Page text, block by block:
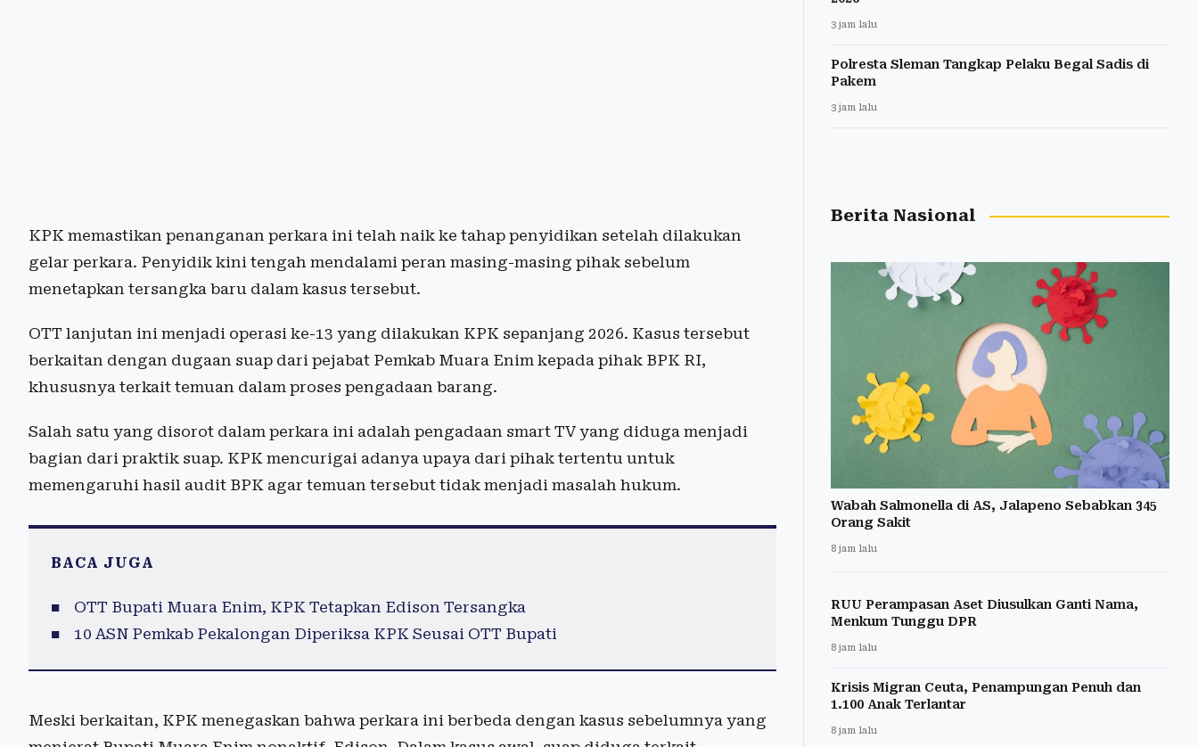
KPK memastikan penanganan perkara ini telah naik ke tahap penyidikan setelah dilakukan
gelar perkara. Penyidik kini tengah mendalami peran masing-masing pihak sebelum
menetapkan tersangka baru dalam kasus tersebut.
OTT lanjutan ini menjadi operasi ke-13 yang dilakukan KPK sepanjang 2026. Kasus tersebut
berkaitan dengan dugaan suap dari pejabat Pemkab Muara Enim kepada pihak BPK RI,
khususnya terkait temuan dalam proses pengadaan barang.
Salah satu yang disorot dalam perkara ini adalah pengadaan smart TV yang diduga menjadi
bagian dari praktik suap. KPK mencurigai adanya upaya dari pihak tertentu untuk
memengaruhi hasil audit BPK agar temuan tersebut tidak menjadi masalah hukum.
BACA JUGA
OTT Bupati Muara Enim, KPK Tetapkan Edison Tersangka
10 ASN Pemkab Pekalongan Diperiksa KPK Seusai OTT Bupati
Meski berkaitan, KPK menegaskan bahwa perkara ini berbeda dengan kasus sebelumnya yang
3 jam lalu
Polresta Sleman Tangkap Pelaku Begal Sadis di
Pakem
3 jam lalu
Berita Nasional
Wabah Salmonella di AS, Jalapeno Sebabkan 345
Orang Sakit
8 jam lalu
RUU Perampasan Aset Diusulkan Ganti Nama,
Menkum Tunggu DPR
8 jam lalu
Krisis Migran Ceuta, Penampungan Penuh dan
1.100 Anak Terlantar
8 jam lalu